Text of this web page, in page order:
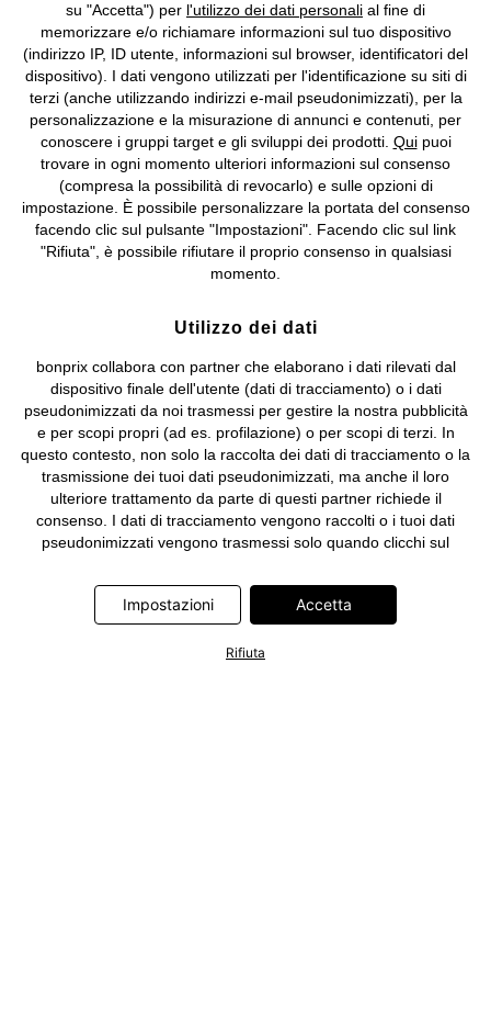
Informazioni legali Diritto di recesso
©2026 bonprix.Tutti i diritti riservati.
bonprix S.r.l. con socio unico, sede legale: via Adua 33 - 13855
Valdengo (BI) C.F. 01510910027 - P.I. 01939830020, Reg. Imprese di
Biella n. 01510910027, R.E.A. BI - 171345, N. Reg. Pile:
IT09060P00000858, N. Reg. AEE: IT08020000002105 Capitale
Sociale: euro 1.000.000 i.v, Società soggetta all'attività di direzione
e coordinamento di bonprix Beteiligungs -Verwaltungsgesellschaft
mbH.
su "Accetta") per l'utilizzo dei dati personali al fine di
memorizzare e/o richiamare informazioni sul tuo dispositivo
(indirizzo IP, ID utente, informazioni sul browser, identificatori del
dispositivo). I dati vengono utilizzati per l'identificazione su siti di
terzi (anche utilizzando indirizzi e-mail pseudonimizzati), per la
personalizzazione e la misurazione di annunci e contenuti, per
conoscere i gruppi target e gli sviluppi dei prodotti. Quipuoi
trovare in ogni momento ulteriori informazioni sul consenso
(compresa la possibilità di revocarlo) e sulle opzioni di
impostazione. È possibile personalizzare la portata del consenso
facendo clic sul pulsante "Impostazioni". Facendo clic sul link
"Rifiuta", è possibile rifiutare il proprio consenso in qualsiasi
momento.
Utilizzo dei dati
bonprix collabora con partner che elaborano i dati rilevati dal
dispositivo finale dell'utente (dati di tracciamento) o i dati
pseudonimizzati da noi trasmessi per gestire la nostra pubblicità
e per scopi propri (ad es. profilazione) o per scopi di terzi. In
questo contesto, non solo la raccolta dei dati di tracciamento o la
trasmissione dei tuoi dati pseudonimizzati, ma anche il loro
ulteriore trattamento da parte di questi partner richiede il
consenso. I dati di tracciamento vengono raccolti o i tuoi dati
pseudonimizzati vengono trasmessi solo quando clicchi sul
seguenti società: Adjust GmbH, Criteo SA, Google Ireland
Limited, Hurra Communications GmbH, ID5 Technology Ltd,
Meta Platforms Ireland Limited, Microsoft Ireland Operations
Limited, Pinterest Europe Limited, RTB-House GmbH, TikTok
Impostazioni Accetta
Rifiuta